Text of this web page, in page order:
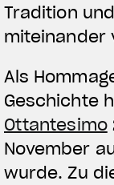
Tradition
miteinander
Als
Geschichte
Ottantesimo
November
wurde. Zu